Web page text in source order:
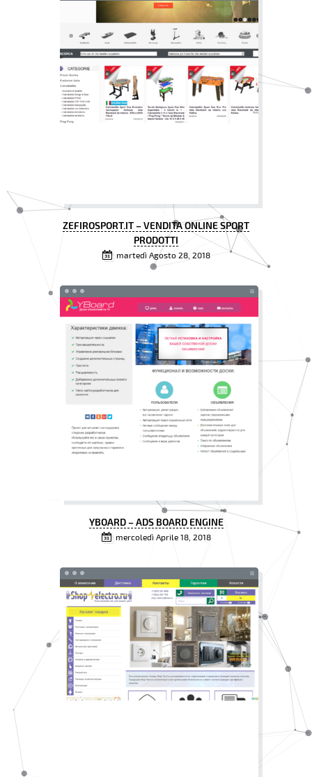
ZEFIROSPORT.IT – VENDITA ONLINE SPORT
PRODOTTI
martedì Agosto 28, 2018
YBOARD – ADS BOARD ENGINE
mercoledì Aprile 18, 2018